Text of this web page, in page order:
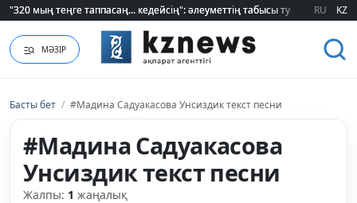
"320 мың теңге таппасаң... кедейсің": әлеуметтің табысы туралы түсінігі
"320 мың теңге таппасаң... кедейсің": әлеуметтің табысы туралы түсінігі
RU KZ
МӘЗІР
Басты бет / #Мадина Садуакасова Унсиздик текст песни
#Мадина Садуакасова
Унсиздик текст песни
Жалпы: 1 жаңалық